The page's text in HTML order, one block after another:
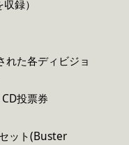
録）
れた各ディビジョ
投票券
ット(Buster